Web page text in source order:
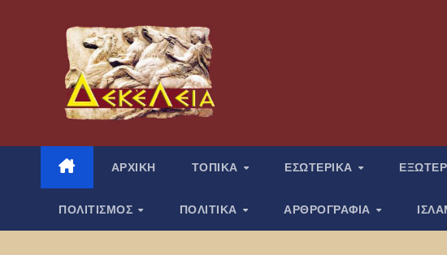
περιεχόμενο
ΑΡΧΙΚΗ ΤΟΠΙΚΑ ΕΣΩΤΕΡΙΚΑ
ΠΟΛΙΤΙΣΜΟΣ ΠΟΛΙΤΙΚΑ ΑΡΘΡΟΓΡΑΦΙΑ